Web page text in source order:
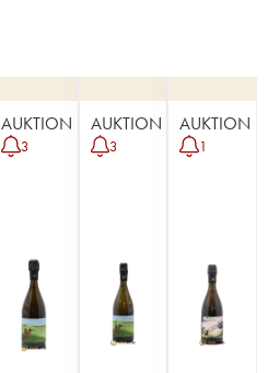
AUKTION
3
AUKTION
3
AUKTION
1